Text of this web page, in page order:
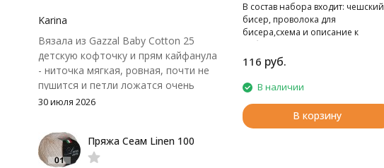
В cостав набора входит: чешский
бисер, проволока для
бисера,схема и описание к
работе.
116 руб.
В наличии
В корзину
крючок поудобнее.
Karina
Вязала из Gazzal Baby Cotton 25
детскую кофточку и прям кайфанула
- ниточка мягкая, ровная, почти не
пушится и петли ложатся очень
аккуратно. После стирки полотно
потеряло, цвет тоже не стал
тусклее. Единственный нюанс -
моточки маленькие, расход лучше
30 июля 2026
Пряжа Сеам Linen 100